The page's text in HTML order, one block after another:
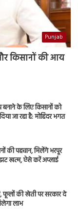
Punjab
किसानों की आय
बनाने के लिए किसानों को
जा रहा है: मोहिंदर भगत
की पहचान, मिलेंगे भरपूर
खत्म, ऐसे करें अप्लाई
की खेती पर सरकार दे
लाभ